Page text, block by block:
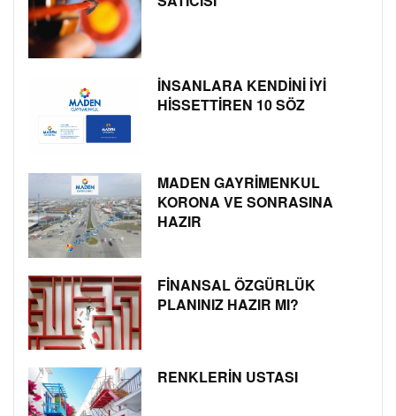
İNSANLARA KENDİNİ İYİ
HİSSETTİREN 10 SÖZ
MADEN GAYRİMENKUL
KORONA VE SONRASINA
HAZIR
FİNANSAL ÖZGÜRLÜK
PLANINIZ HAZIR MI?
RENKLERİN USTASI